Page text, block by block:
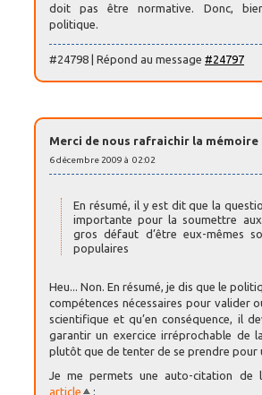
doit pas être normative. Donc,
politique.
#24798 | Répond au message #24797
Merci de nous rafraichir la mémoire
6 décembre 2009 à 02:02
En résumé, il y est dit que la
importante pour la soumettre
gros défaut d’être eux-mêmes
populaires
Heu... Non. En résumé, je dis que le
compétences nécessaires pour valider
scientifique et qu’en conséquence, il
garantir un exercice irréprochable de
plutôt que de tenter de se prendre pour
Je me permets une auto-citation de
article
: